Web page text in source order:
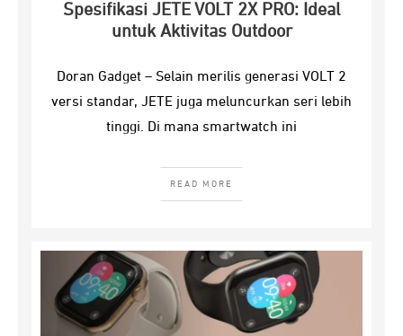
Spesifikasi JETE VOLT 2X PRO: Ideal
untuk Aktivitas Outdoor
Doran Gadget – Selain merilis generasi VOLT 2
versi standar, JETE juga meluncurkan seri lebih
tinggi. Di mana smartwatch ini
READ MORE